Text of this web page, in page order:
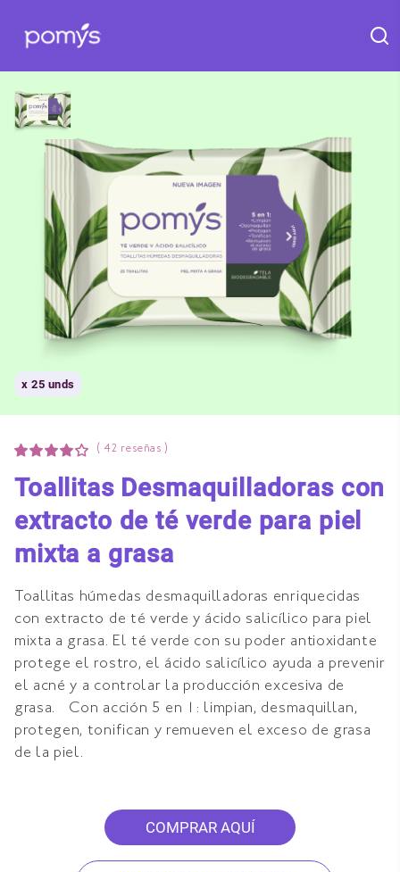
x25 unds
( 42 reseñas )
Toallitas Desmaquilladoras con
extracto de té verde para piel
mixta a grasa
Toallitas húmedas desmaquilladoras enriquecidas
con extracto de té verde y ácido salicílico para piel
mixta a grasa. El té verde con su poder antioxidante
protege el rostro, el ácido salicílico ayuda a prevenir
el acné y a controlar la producción excesiva de
grasa. Con acción 5 en 1: limpian, desmaquillan,
protegen, tonifican y remueven el exceso de grasa
de la piel.
COMPRAR AQUÍ